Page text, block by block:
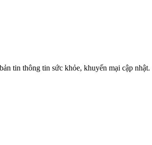
tin thông tin sức khỏe, khuyến mại cập nhật.